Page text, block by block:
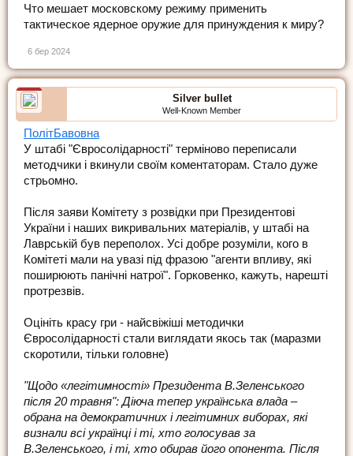
Что мешает московскому режиму применить
тактическое ядерное оружие для принуждения к миру?
6 бер 2024
Silver bullet
Well-Known Member
ПолітБавовна
У штабі "Євросолідарності" терміново переписали
методчики і вкинули своїм коментаторам. Стало дуже
стрьомно.
Після заяви Комітету з розвідки при Президентові
України і наших викривальних матеріалів, у штабі на
Лаврській був переполох. Усі добре розуміли, кого в
Комітеті мали на увазі під фразою "агенти впливу, які
поширюють панічні натрої". Горковенко, кажуть, нарешті
протрезвів.
Оцініть красу гри - найсвіжіші методички
Євросолідарності стали виглядати якось так (маразми
скоротили, тільки головне)
"Щодо «легітимності» Президента В.Зеленського
після 20 травня": Діюча тепер українська влада –
обрана на демократичних і легітимних виборах, які
визнали всі українці і ті, хто голосував за
В.Зеленського, і ті, хто обирав його опонента. Після